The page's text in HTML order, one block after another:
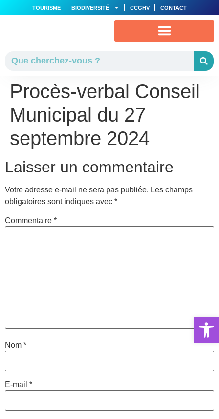
TOURISME BIODIVERSITÉ CCGHV CONTACT
Procès-verbal Conseil
Municipal du 27
septembre 2024
Laisser un commentaire
Votre adresse e-mail ne sera pas publiée. Les champs
obligatoires sont indiqués avec *
Commentaire *
Nom *
E-mail *
Ouvrir